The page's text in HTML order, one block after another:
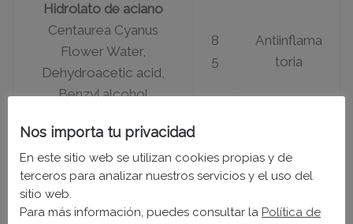
Hidrolato de aciano
Centaurea Cyanus
Flower Water,
Dehydroacetic acid,
Benzyl alcohol
8
5
Antiinflama
toria
Ácido hialurónico de
alto peso molecular
Soduym
Humectan
Nos importa tu privacidad
En este sitio web se utilizan cookies propias y de
terceros para analizar nuestros servicios y el uso del
sitio web.
Para más información, puedes consultar la Política de